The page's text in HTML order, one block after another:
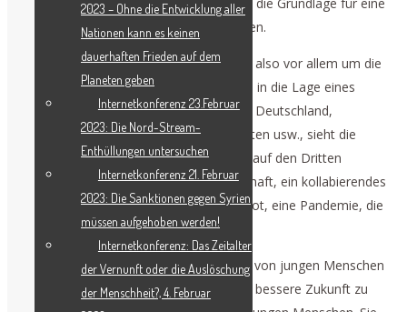
hat, kann dieses gemeinsame Interesse die Grundlage für eine
gemeinsame Sicherheitsarchitektur bilden.
Auf der kommenden Konferenz geht es also vor allem um die
jungen Menschen. Denn wenn man sich in die Lage eines
jungen Menschen versetzt, sagen wir in Deutschland,
Frankreich, Italien, den Vereinigten Staaten usw., sieht die
Zukunft nicht sehr rosig aus. Man blickt auf den Dritten
Weltkrieg, auf eine kollabierende Wirtschaft, ein kollabierendes
Finanzsystem, eine weltweite Hungersnot, eine Pandemie, die
noch nicht unter Kontrolle ist.
Diese Konferenz will eine Partnerschaft von jungen Menschen
aus der ganzen Welt bilden, um für eine bessere Zukunft zu
2023 – Ohne die Entwicklung aller
Nationen kann es keinen
dauerhaften Frieden auf dem
Planeten geben
Internetkonferenz 23.Februar
2023: Die Nord-Stream-
Enthüllungen untersuchen
Internetkonferenz 21. Februar
2023: Die Sanktionen gegen Syrien
müssen aufgehoben werden!
Internetkonferenz: Das Zeitalter
der Vernunft oder die Auslöschung
der Menschheit?, 4. Februar